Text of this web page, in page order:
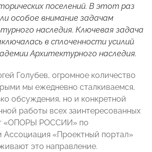
поселений. В этот раз
особое внимание задачам
наследия. Ключевая задача
в сплоченности усилий
Архитектурного наследия.
Голубев, огромное количество
мы ежедневно сталкиваемся,
обсуждения, но и конкретной
работы всех заинтересованных
«ОПОРЫ РОССИИ» по
Ассоциация «Проектный портал»
это направление.